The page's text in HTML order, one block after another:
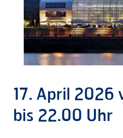
17. April 2026
bis 22.00 Uhr